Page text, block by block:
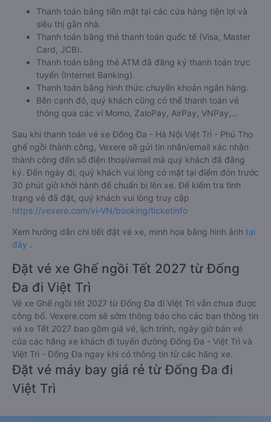
Thanh toán bằng tiền mặt tại các cửa hàng tiện lợi và
siêu thị gần nhà.
Thanh toán bằng thẻ thanh toán quốc tế (Visa, Master
Card, JCB).
Thanh toán bằng thẻ ATM đã đăng ký thanh toán trực
tuyến (Internet Banking).
Thanh toán bằng hình thức chuyển khoản ngân hàng.
Bên cạnh đó, quý khách cũng có thể thanh toán vé
thông qua các ví Momo, ZaloPay, AirPay, VNPay,…
Sau khi thanh toán vé xe Đống Đa - Hà Nội Việt Trì - Phú Thọ
ghế ngồi thành công, Vexere sẽ gửi tin nhắn/email xác nhận
thành công đến số điện thoại/email mà quý khách đã đăng
ký. Đến ngày đi, quý khách vui lòng có mặt tại điểm đón trước
30 phút giờ khởi hành để chuẩn bị lên xe. Để kiểm tra tình
trạng vé đã đặt, quý khách vui lòng truy cập
https://vexere.com/vi-VN/booking/ticketinfo
Xem hướng dẫn chi tiết đặt vé xe, minh họa bằng hình ảnh tại
đây .
Đặt vé xe Ghế ngồi Tết 2027 từ Đống
Đa đi Việt Trì
Vé xe Ghế ngồi tết 2027 từ Đống Đa đi Việt Trì vẫn chưa được
công bố. Vexere.com sẽ sớm thông báo cho các bạn thông tin
vé xe Tết 2027 bao gồm giá vé, lịch trình, ngày giờ bán vé
của các hãng xe khách đi tuyến đường Đống Đa - Việt Trì và
Việt Trì - Đống Đa ngay khi có thông tin từ các hãng xe.
Đặt vé máy bay giá rẻ từ Đống Đa đi
Việt Trì